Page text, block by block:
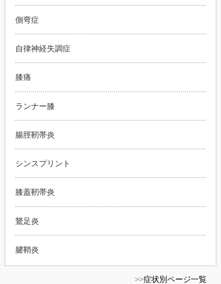
側弯症
自律神経失調症
膝痛
ランナー膝
腸脛靭帯炎
シンスプリント
膝蓋靭帯炎
鵞足炎
腱鞘炎
>>症状別ページ一覧